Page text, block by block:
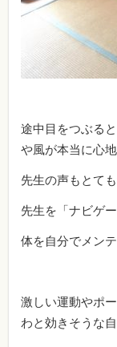
途中目をつぶる
や風が本当に心
先生の声もとて
先生を「ナビゲ
体を自分でメン
激しい運動やポ
わと効きそうな自